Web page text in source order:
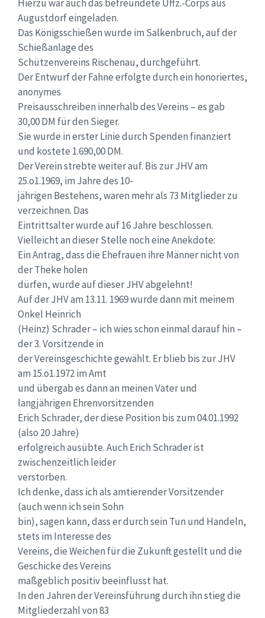
Hierzu war auch das befreundete Uffz.-Corps aus
Augustdorf eingeladen.
Das Königsschießen wurde im Salkenbruch, auf der
Schießanlage des
Schützenvereins Rischenau, durchgeführt.
Der Entwurf der Fahne erfolgte durch ein honoriertes,
anonymes
Preisausschreiben innerhalb des Vereins – es gab
30,00 DM für den Sieger.
Sie wurde in erster Linie durch Spenden finanziert
und kostete 1.690,00 DM.
Der Verein strebte weiter auf. Bis zur JHV am
25.o1.1969, im Jahre des 10-
jährigen Bestehens, waren mehr als 73 Mitglieder zu
verzeichnen. Das
Eintrittsalter wurde auf 16 Jahre beschlossen.
Vielleicht an dieser Stelle noch eine Anekdote:
Ein Antrag, dass die Ehefrauen ihre Männer nicht von
der Theke holen
dürfen, wurde auf dieser JHV abgelehnt!
Auf der JHV am 13.11. 1969 wurde dann mit meinem
Onkel Heinrich
(Heinz) Schrader – ich wies schon einmal darauf hin –
der 3. Vorsitzende in
der Vereinsgeschichte gewählt. Er blieb bis zur JHV
am 15.o1.1972 im Amt
und übergab es dann an meinen Vater und
langjährigen Ehrenvorsitzenden
Erich Schrader, der diese Position bis zum 04.01.1992
(also 20 Jahre)
erfolgreich ausübte. Auch Erich Schrader ist
zwischenzeitlich leider
verstorben.
Ich denke, dass ich als amtierender Vorsitzender
(auch wenn ich sein Sohn
bin), sagen kann, dass er durch sein Tun und Handeln,
stets im Interesse des
Vereins, die Weichen für die Zukunft gestellt und die
Geschicke des Vereins
maßgeblich positiv beeinflusst hat.
In den Jahren der Vereinsführung durch ihn stieg die
Mitgliederzahl von 83